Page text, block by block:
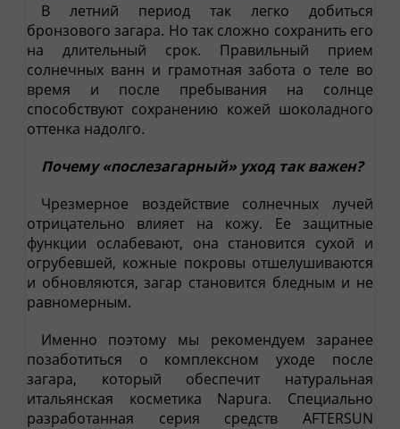
В летний период так легко добиться
бронзового загара. Но так сложно сохранить его
на длительный срок. Правильный прием
солнечных ванн и грамотная забота о теле во
время и после пребывания на солнце
способствуют сохранению кожей шоколадного
оттенка надолго.
Почему «послезагарный» уход так важен?
Чрезмерное воздействие солнечных лучей
отрицательно влияет на кожу. Ее защитные
функции ослабевают, она становится сухой и
огрубевшей, кожные покровы отшелушиваются
и обновляются, загар становится бледным и не
равномерным.
Именно поэтому мы рекомендуем заранее
позаботиться о комплексном уходе после
загара, который обеспечит натуральная
итальянская косметика Napura. Специально
разработанная серия средств AFTERSUN